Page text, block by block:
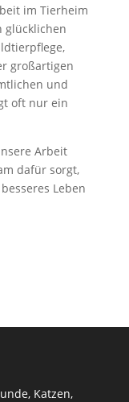
im Tierheim
glücklichen
großartigen
und
oft nur ein
Arbeit
dafür sorgt,
Leben
Katzen,